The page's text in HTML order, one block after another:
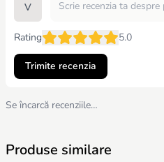
V
Rating 5.0
Trimite recenzia
Se încarcă recenziile…
Produse similare